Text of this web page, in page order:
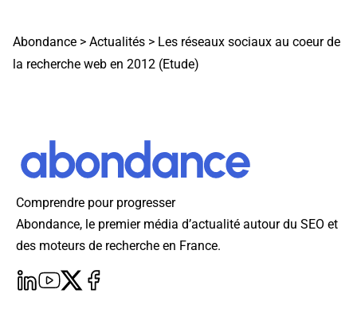
Abondance > Actualités > Les réseaux sociaux au coeur de
la recherche web en 2012 (Etude)
Comprendre pour progresser
Abondance, le premier média d’actualité autour du SEO et
des moteurs de recherche en France.